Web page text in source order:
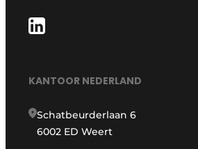
KANTOOR NEDERLAND
Schatbeurderlaan 6
6002 ED Weert